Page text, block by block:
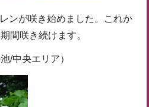
ンが咲き始めました。これか
間咲き続けます。
/中央エリア）